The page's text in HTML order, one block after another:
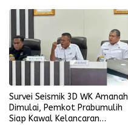
Survei Seismik 3D WK Amanah
Dimulai, Pemkot Prabumulih
Siap Kawal Kelancaran